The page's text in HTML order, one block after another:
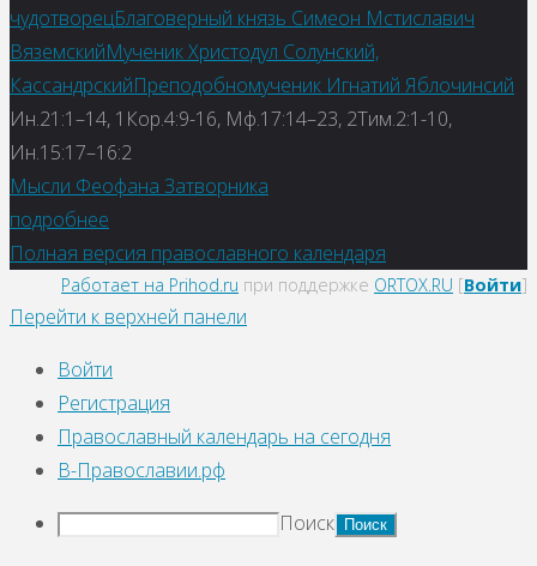
чудотворецБлаговерный князь Симеон Мстиславич
ВяземскийМученик Христодул Солунский,
КассандрскийПреподобномученик Игнатий Яблочинсий
Ин.21:1–14, 1Кор.4:9-16, Мф.17:14–23, 2Тим.2:1-10,
Ин.15:17–16:2
Мысли Феофана Затворника
подробнее
Полная версия православного календаря
Работает на Prihod.ru при поддержке ORTOX.RU [Войти]
Перейти к верхней панели
Войти
Регистрация
Православный календарь на сегодня
В-Православии.рф
Поиск